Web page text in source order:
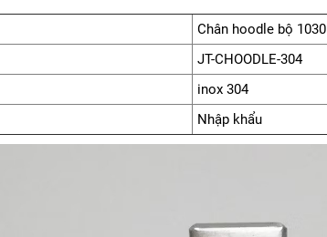
Chân hoodle bộ 1030
JT-CHOODLE-304
inox 304
Nhập khẩu